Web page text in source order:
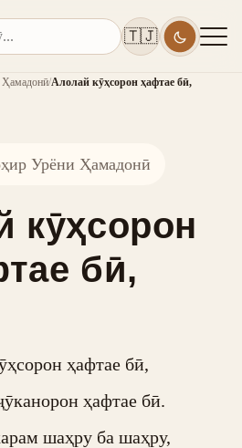
🇹🇯
Ҳамадонӣ/Алолай кӯҳсорон ҳафтае бӣ,
Урёни Ҳамадонӣ
кӯҳсорон
бӣ,
ҳафтае бӣ,
ҳафтае бӣ.
шаҳру ба шаҳру,